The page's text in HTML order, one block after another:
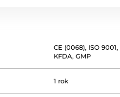
CE (0068), ISO 9001,
KFDA,GMP
1 rok